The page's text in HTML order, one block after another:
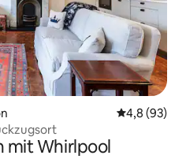
4,8 (93)
mit Whirlpool